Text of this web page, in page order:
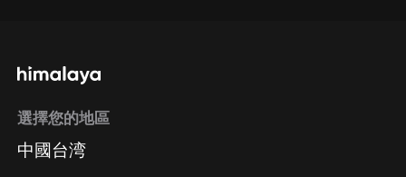
選擇您的地區
中國台湾